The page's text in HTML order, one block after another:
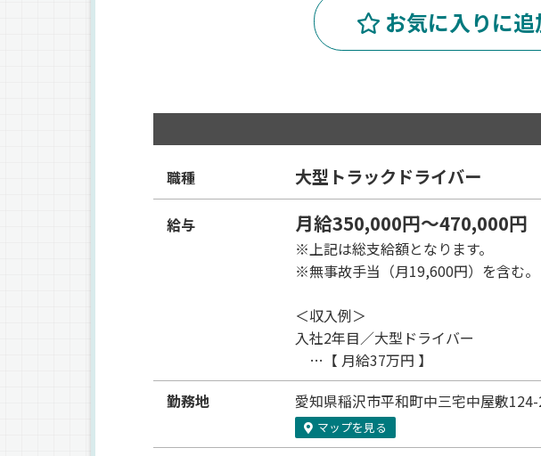
お気に入りに追
職種 大型トラックドライバー
給与 月給350,000円～470,000円
※上記は総支給額となります。
※無事故手当（月19,600円）を含む。
＜収入例＞
入社2年目／大型ドライバー
…【 月給37万円 】
勤務地
愛知県稲沢市平和町中三宅中屋敷
マップを見る